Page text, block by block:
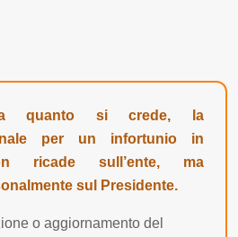
a quanto si crede, la
per un infortunio in
ricade sull’ente, ma
sul Presidente.
o aggiornamento del